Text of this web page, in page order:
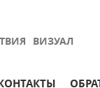
ВИЗУАЛ